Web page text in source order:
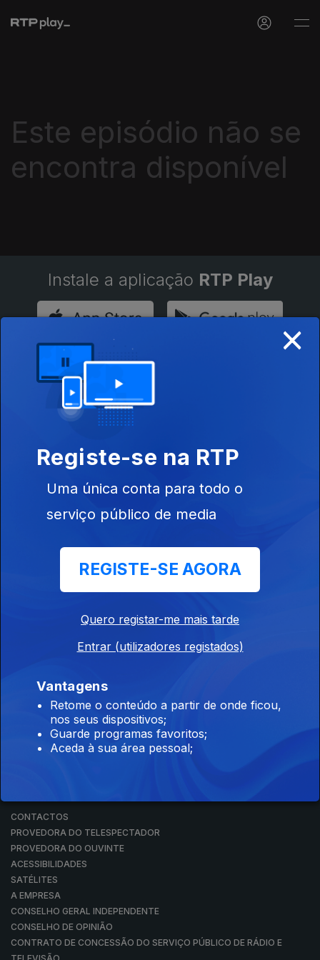
Este episódio não se
encontra disponível
Instale a aplicação RTP Play
Disponível para iOS, Android, Apple TV, Android TV e
CarPlay
RTP PLAY
EM DIRETO
REVER PROGRAMAS
CONCURSOS
CONTACTOS
PROVEDORA DO TELESPECTADOR
PROVEDORA DO OUVINTE
ACESSIBILIDADES
SATÉLITES
A EMPRESA
CONSELHO GERAL INDEPENDENTE
CONSELHO DE OPINIÃO
CONTRATO DE CONCESSÃO DO SERVIÇO PÚBLICO DE RÁDIO E
×
Registe-se na RTP
Uma única conta para todo o
serviço público de media
REGISTE-SE AGORA
Quero registar-me mais tarde
Entrar (utilizadores registados)
Vantagens
Retome o conteúdo a partir de onde ficou,
nos seus dispositivos;
Guarde programas favoritos;
Aceda à sua área pessoal;